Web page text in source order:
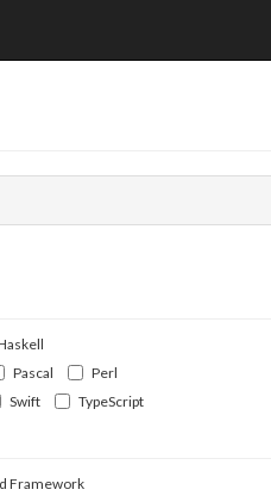
Pascal
Perl
Swift
TypeScript
Framework